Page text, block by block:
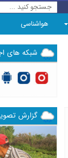
هواشناسی
شبکه های
گزارش